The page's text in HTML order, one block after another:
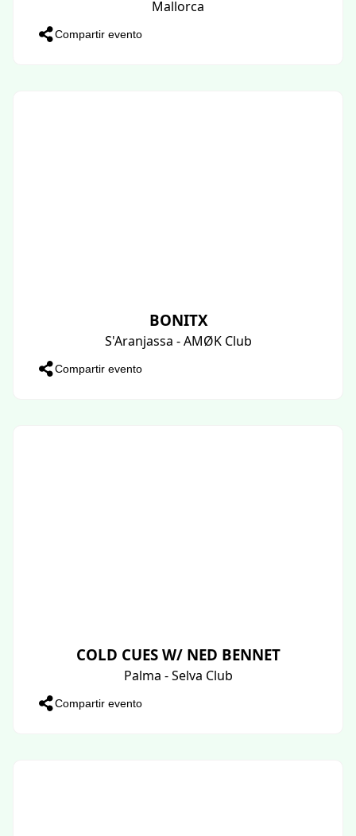
Mallorca
Compartir evento
BONITX
S'Aranjassa - AMØK Club
Compartir evento
COLD CUES W/ NED BENNET
Palma - Selva Club
Compartir evento